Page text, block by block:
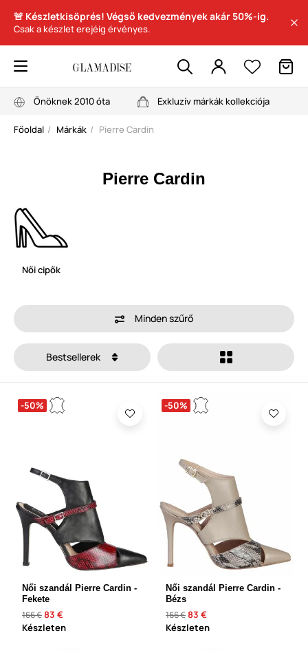
🚨 Készletkisöprés! Végső kedvezmények akár 50%-ig.
Csak a készlet erejéig érvényes.
Önöknek 2010 óta Exkluzív márkák kollekciója
Főoldal Márkák Pierre Cardin
Pierre Cardin
Női cipők
Minden szűrő
Bestsellerek
-50%
Női szandál Pierre Cardin -
Fekete
166 €83 €
Készleten
-50%
Női szandál Pierre Cardin -
Bézs
166 €83 €
Készleten